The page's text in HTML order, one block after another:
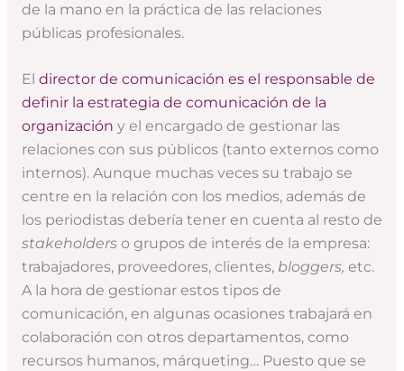
de la mano en la práctica de las relaciones
públicas profesionales.
El director de comunicación es el responsable de
definir la estrategia de comunicación de la
organización y el encargado de gestionar las
relaciones con sus públicos (tanto externos como
internos). Aunque muchas veces su trabajo se
centre en la relación con los medios, además de
los periodistas debería tener en cuenta al resto de
stakeholderso grupos de interés de la empresa:
trabajadores, proveedores, clientes, bloggers, etc.
A la hora de gestionar estos tipos de
comunicación, en algunas ocasiones trabajará en
colaboración con otros departamentos, como
recursos humanos, márqueting… Puesto que se